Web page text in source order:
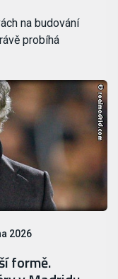
na budování
probíhá
2026
formě.